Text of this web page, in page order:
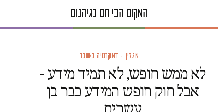
מגזין · דמוקרטיה במשבר
לא ממש חופש, לא תמיד מידע –
אבל חוק חופש המידע כבר בן